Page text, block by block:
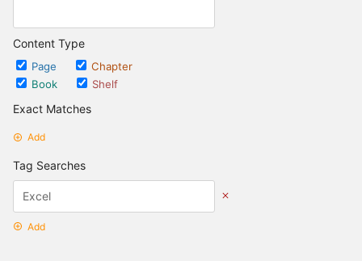
Content Type
Page
Chapter
Book
Shelf
Exact Matches
Add
Tag Searches
Add